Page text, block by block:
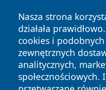
Nasza strona
działała
cookies i
zewnętrznych
analitycznych,
Copyright © 2026
zastrzeżone.